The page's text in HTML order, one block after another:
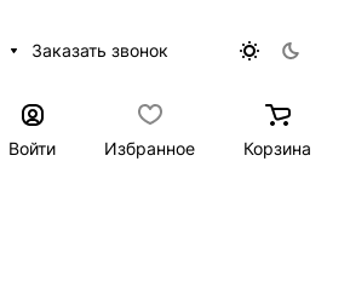
Заказать звонок
Войти Избранное Корзина